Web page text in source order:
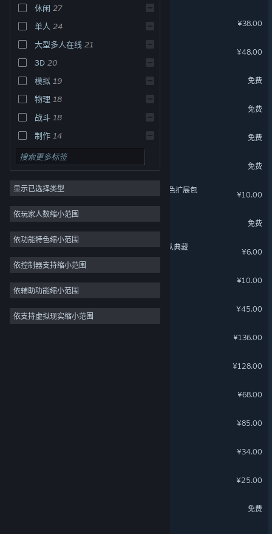
休闲 27
单人 24
大型多人在线 21
3D 20
模拟 19
物理 18
战斗 18
制作 14
显示已选择类型
依玩家人数缩小范围
依功能特色缩小范围
依控制器支持缩小范围
依辅助功能缩小范围
依支持虚拟现实缩小范围
¥38.00
元能失控
¥48.00
免费
免费
免费
免费
数字魅影: 极限竞赛-艾莎 角色扩展包
¥10.00
免费
最佳球会Online - 授权国家队典藏
¥6.00
魔法工艺 - 新春贺岁
¥10.00
¥45.00
¥136.00
¥128.00
¥68.00
¥85.00
¥34.00
¥25.00
免费